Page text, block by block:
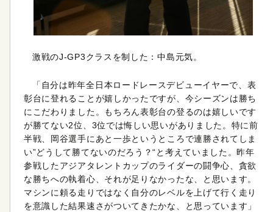
激戦のJ-GP3クラスを制した：中島元気。
「自分は昨年全日本ロードレースデビューイヤーで、表
彰台に登れることが嬉しかったですが、今シーズンは勝ち
にこだわりました。もちろん表彰台の登るのは嬉しいです
が勝てない2位、3位では悔しい思いがありました。特に前
半戦、岡谷選手にあと一歩というところで連勝されてしま
い”どうして勝てないのだろう？“と考えていました。昨年
参戦したアジアタレントカップのライダーの闘争心、貪欲
な勝ちへの執着心、それが足りなかったな、と思います。
マシンに頼る走りではなく自分のレベルを上げて行く走り
を意識した結果速さがついてきたかな、と思っています」